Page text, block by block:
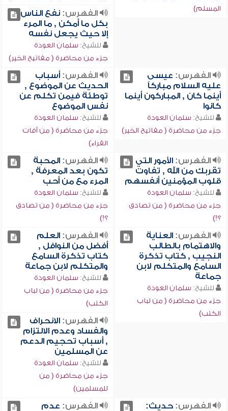
المسلم)
الفهرس:نفع الناس
بكل ما أمكن , ما المرء
إلا حيث يجعل نفسه
للشيخ: سلمان العودة
جزء من محاضرة ( مفاتيح الخير)
الفهرس: عيسى
عليه السلام مباركاً
أينما كان , المباركون أينما
كانوا
للشيخ: سلمان العودة
جزء من محاضرة ( مفاتيح الخير)
الفهرس:أسباب
الحديث عن الموضوع ,
توطئة فيمن تكلم عن
نفس الموضوع
للشيخ: سلمان العودة
جزء من محاضرة ( من آفات
القراء)
الفهرس:الأمور التي
تقربك من الله , تفاوت
قلوب المؤمنين أنفسهم
للشيخ: سلمان العودة
جزء من محاضرة ( من تصادق
؟!)
الفهرس:المحبة
تكون بعد المعرفة ,
المرء مع من أحب
للشيخ: سلمان العودة
جزء من محاضرة ( من تصادق
؟!)
الفهرس:العناية
والاهتمام بالطالب
النجيب , كتاب تذكرة
السامع والمتكلم لابن
جماعة
للشيخ: سلمان العودة
جزء من محاضرة ( من لباب
الكتب)
الفهرس:العلم
أفضل من النوافل ,
كتاب تذكرة السامع
والمتكلم لابن جماعة
للشيخ: سلمان العودة
جزء من محاضرة ( من لباب
الكتب)
الفهرس:الانحراف
والفساد وعدم الالتزام
, أسباب تحجيم الدعم
عن المسلمين
للشيخ: سلمان العودة
جزء من محاضرة ( من
للمسلمين)
الفهرس:حديث:
الفهرس: عدم